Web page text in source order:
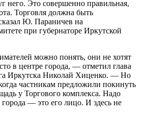
него. Это совершенно правильная,
Торговля должна быть
Ю. Параничев на
при губернаторе Иркутской
можно понять, они не хотят
в центре города, — отметил глава
Иркутска Николай Хиценко. — Но
частникам предложили покинуть
у Торгового комплекса. Надо
— это его лицо. И здесь не